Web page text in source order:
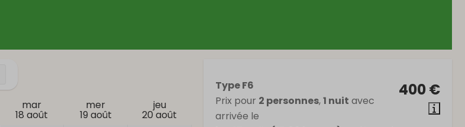
Terrasse
Parking: 2
mar
18 août
mer
19 août
jeu
20 août
400 €
Type F6
Prix pour 2 personnes,1 nuit avec
arrivée le